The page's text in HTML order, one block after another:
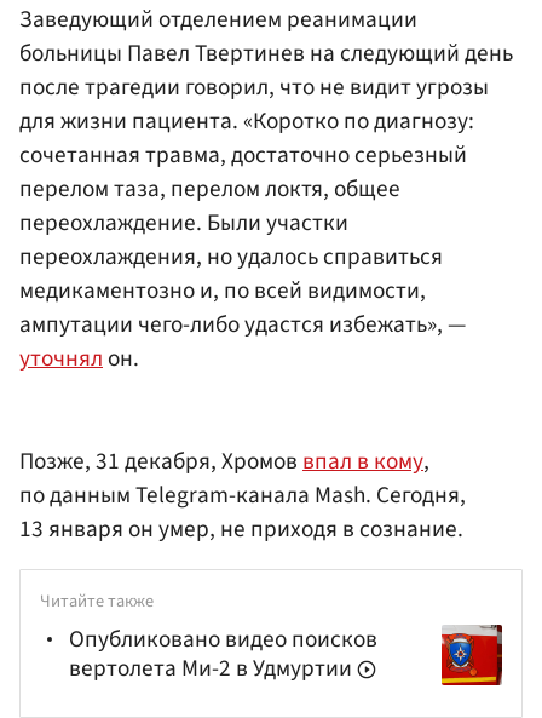
Заведующий отделением реанимации
больницы Павел Твертинев на следующий день
после трагедии говорил, что не видит угрозы
для жизни пациента. «Коротко по диагнозу:
сочетанная травма, достаточно серьезный
перелом таза, перелом локтя, общее
переохлаждение. Были участки
переохлаждения, но удалось справиться
медикаментозно и, по всей видимости,
ампутации чего-либо удастся избежать», —
уточнял он.
Позже, 31 декабря, Хромоввпал в кому,
по данным Telegram-канала Mash. Сегодня,
13 января он умер, не приходя в сознание.
Читайте также
Опубликовано видео поисков
вертолета Ми-2 в Удмуртии